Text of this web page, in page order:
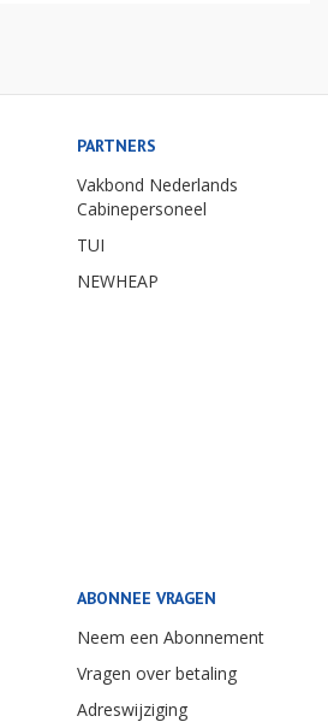
PARTNERS
Vakbond Nederlands
Cabinepersoneel
TUI
NEWHEAP
ABONNEE VRAGEN
Neem een Abonnement
Vragen over betaling
Adreswijziging